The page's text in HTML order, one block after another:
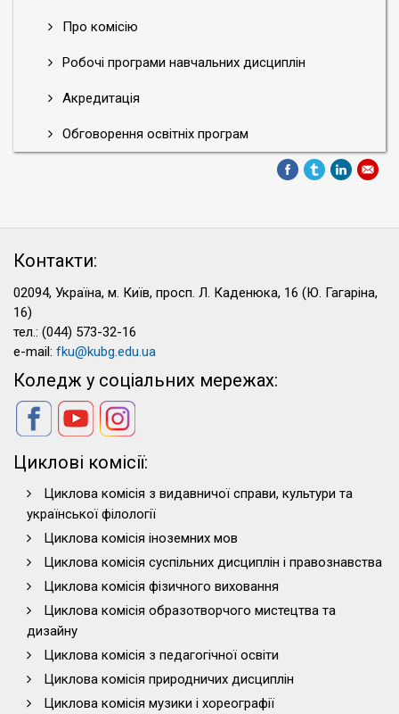
Про комісію
Робочі програми навчальних дисциплін
Акредитація
Обговорення освітніх програм
Контакти:
02094, Україна, м. Київ, просп. Л. Каденюка, 16 (Ю. Гагаріна,
16)
тел.: (044) 573-32-16
e-mail: fku@kubg.edu.ua
Коледж у соціальних мережах:
Циклові комісії:
Циклова комісія з видавничої справи, культури та
української філології
Циклова комісія іноземних мов
Циклова комісія суспільних дисциплін і правознавства
Циклова комісія фізичного виховання
Циклова комісія образотворчого мистецтва та
дизайну
Циклова комісія з педагогічної освіти
Циклова комісія природничих дисциплін
Циклова комісія музики і хореографії